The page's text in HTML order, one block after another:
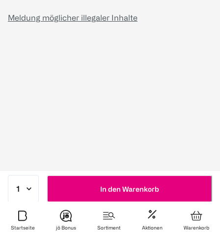
In den Warenkorb
Meldung möglicher illegaler Inhalte
Startseite jö Bonus Sortiment Aktionen Warenkorb